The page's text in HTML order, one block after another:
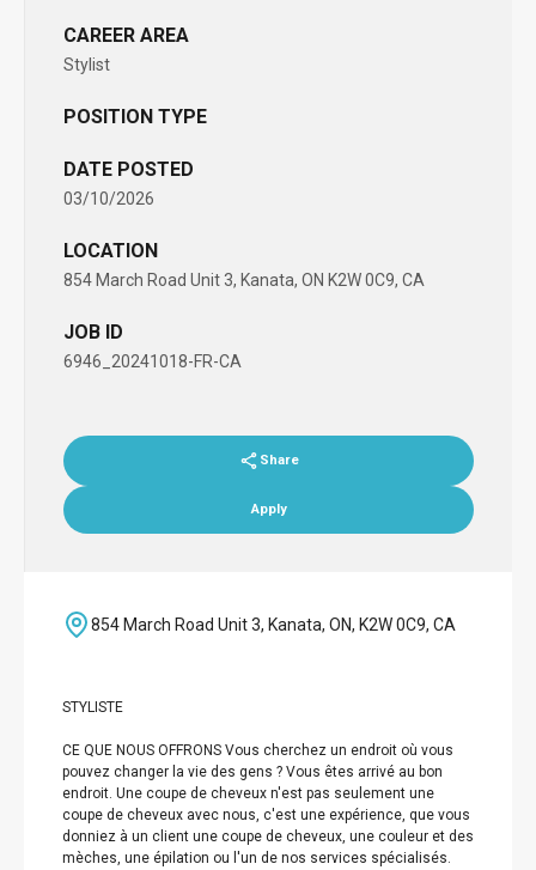
CAREER AREA
Stylist
POSITION TYPE
DATE POSTED
03/10/2026
LOCATION
854 March Road Unit 3, Kanata, ON K2W 0C9, CA
JOB ID
6946_20241018-FR-CA
Share
Apply
854 March Road Unit 3, Kanata, ON, K2W 0C9, CA
STYLISTE
CE QUE NOUS OFFRONS Vous cherchez un endroit où vous
pouvez changer la vie des gens ? Vous êtes arrivé au bon
endroit. Une coupe de cheveux n'est pas seulement une
coupe de cheveux avec nous, c'est une expérience, que vous
donniez à un client une coupe de cheveux, une couleur et des
mèches, une épilation ou l'un de nos services spécialisés.